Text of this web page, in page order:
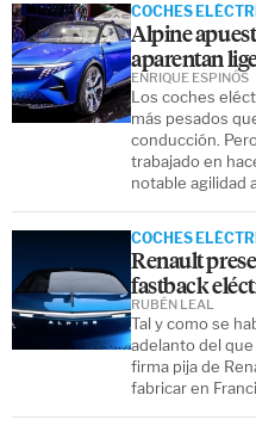
COCHES
Alpine
aparentan
Los coches
más pesados
conducción.
trabajado en
notable agilidad
ENRIQUE ESPINÓS
COCHES
Renault
fastback
Tal y como se
adelanto del
firma pija de
fabricar en
RUBÉN LEAL